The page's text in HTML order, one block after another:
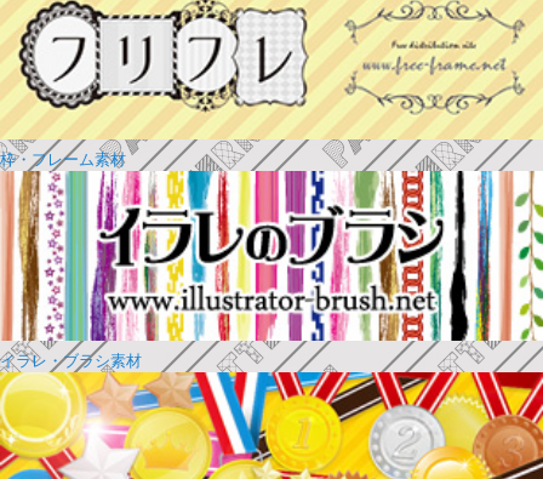
枠・フレーム素材
イラレ・ブラシ素材